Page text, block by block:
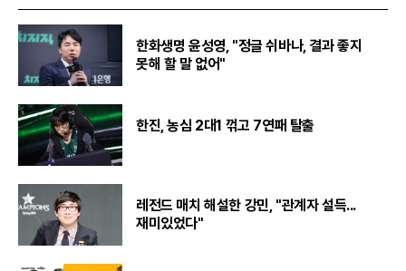
한화생명 윤성영, "정글 쉬바나, 결과 좋지
못해 할 말 없어"
한진, 농심 2대1 꺾고 7연패 탈출
레전드 매치 해설한 강민, "관계자 설득...
재미있었다"